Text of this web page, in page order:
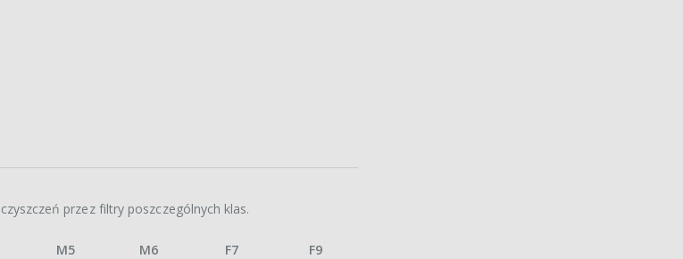
przez filtry poszczególnych klas.
M5 M6 F7 F9